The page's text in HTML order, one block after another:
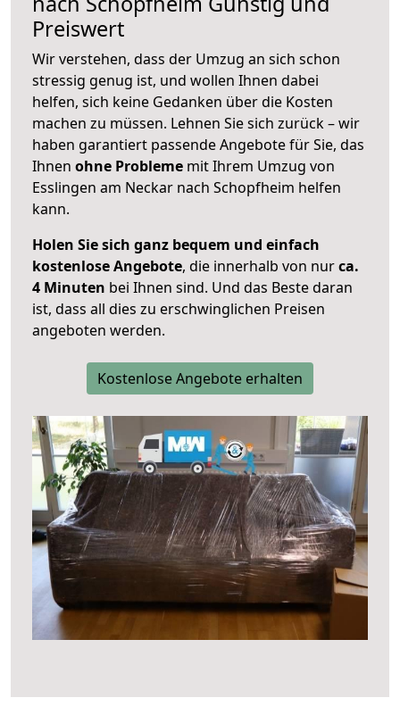
Preiswert
Wir verstehen, dass der Umzug an sich schon
stressig genug ist, und wollen Ihnen dabei
helfen, sich keine Gedanken über die Kosten
machen zu müssen. Lehnen Sie sich zurück – wir
haben garantiert passende Angebote für Sie, das
Ihnen ohne Probleme mit Ihrem Umzug von
Esslingen am Neckar nach Schopfheim helfen
kann.
Holen Sie sich ganz bequem und einfach
kostenlose Angebote, die innerhalb von nurca.
4 Minuten bei Ihnen sind. Und das Beste daran
ist, dass all dies zu erschwinglichen Preisen
angeboten werden.
Kostenlose Angebote erhalten